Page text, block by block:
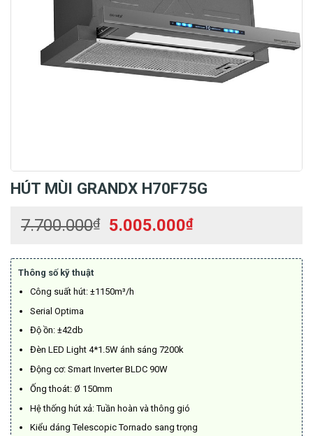
HÚT MÙI GRANDX H70F75G
7.700.000₫
Giá
là:
5.005.000₫Giá
tại
Thông số kỹ thuật
Công suất hút: ±1150m³/h
Serial Optima
Độ ồn: ±42db
Đèn LED Light 4*1.5W ánh sáng 7200k
Động cơ: Smart Inverter BLDC 90W
Ống thoát: Ø 150mm
Hệ thống hút xả: Tuần hoàn và thông gió
Kiểu dáng Telescopic Tornado sang trọng